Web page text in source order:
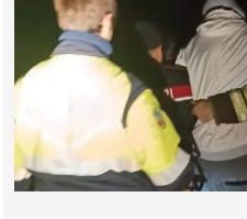
smog:
scatta
la
Ztl
nel
Centro